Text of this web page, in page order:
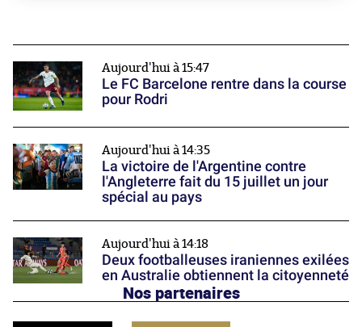
Aujourd'hui à 15:47
Le FC Barcelone rentre dans la course
pour Rodri
Aujourd'hui à 14:35
La victoire de l'Argentine contre
l'Angleterre fait du 15 juillet un jour
spécial au pays
Aujourd'hui à 14:18
Deux footballeuses iraniennes exilées
en Australie obtiennent la citoyenneté
Nos partenaires